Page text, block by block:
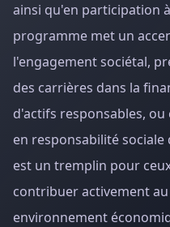
ainsi qu'en participation
programme met un
l'engagement sociétal,
des carrières dans la
d'actifs responsables,
en responsabilité sociale
est un tremplin pour
contribuer activement
environnement